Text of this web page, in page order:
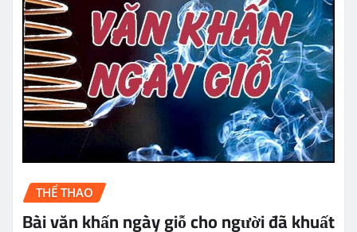
THỂ THAO
Bài văn khấn ngày giỗ cho người đã khuất